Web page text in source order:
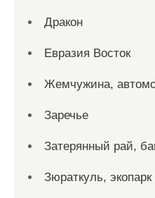
Дракон
Евразия Восток
Жемчужина,
Заречье
Затерянный рай,
Зюраткуль, экопарк